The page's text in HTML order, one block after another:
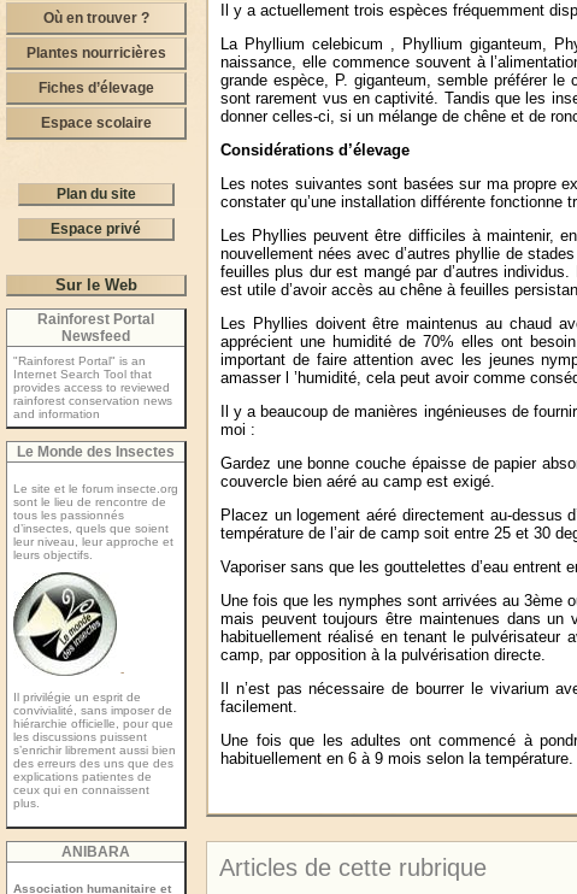
Où en trouver ?
Plantes nourricières
Fiches d’élevage
Espace scolaire
Plan du site
Espace privé
Sur le Web
Rainforest Portal
Newsfeed
"Rainforest Portal" is an
Internet Search Tool that
provides access to reviewed
rainforest conservation news
and information
Le Monde des Insectes
Le site et le forum insecte.org
sont le lieu de rencontre de
tous les passionnés
d’insectes, quels que soient
leur niveau, leur approche et
leurs objectifs.
-
Il privilégie un esprit de
convivialité, sans imposer de
hiérarchie officielle, pour que
les discussions puissent
s’enrichir librement aussi bien
des erreurs des uns que des
explications patientes de
ceux qui en connaissent
plus.
ANIBARA
Association humanitaire et
Il y a actuellement trois espèces fréquemment
La Phyllium celebicum , Phyllium giganteum,
naissance, elle commence souvent à
grande espèce, P. giganteum, semble préférer
sont rarement vus en captivité. Tandis que les
donner celles-ci, si un mélange de chêne et de
Considérations d’élevage
Les notes suivantes sont basées sur ma propre
constater qu’une installation différente fonctionne
Les Phyllies peuvent être difficiles à maintenir,
nouvellement nées avec d’autres phyllie de
feuilles plus dur est mangé par d’autres
est utile d’avoir accès au chêne à feuilles
Les Phyllies doivent être maintenus au chaud
apprécient une humidité de 70% elles ont
important de faire attention avec les jeunes
amasser l ’humidité, cela peut avoir comme
Il y a beaucoup de manières ingénieuses de
moi :
Gardez une bonne couche épaisse de papier
couvercle bien aéré au camp est exigé.
Placez un logement aéré directement au-dessus
température de l’air de camp soit entre 25 et 30
Vaporiser sans que les gouttelettes d’eau entrent
Une fois que les nymphes sont arrivées au 3ème
mais peuvent toujours être maintenues dans un
habituellement réalisé en tenant le pulvérisateur
camp, par opposition à la pulvérisation directe.
Il n’est pas nécessaire de bourrer le vivarium
facilement.
Une fois que les adultes ont commencé à
habituellement en 6 à 9 mois selon la température.
Articles de cette rubrique